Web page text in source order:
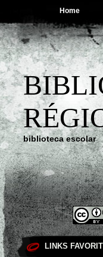
Home
biblioteca escolar
LINKS